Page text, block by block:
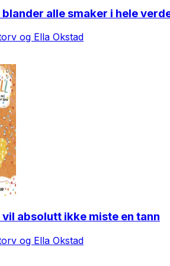
alle smaker i hele
og Ella Okstad
absolutt ikke miste en tann
og Ella Okstad